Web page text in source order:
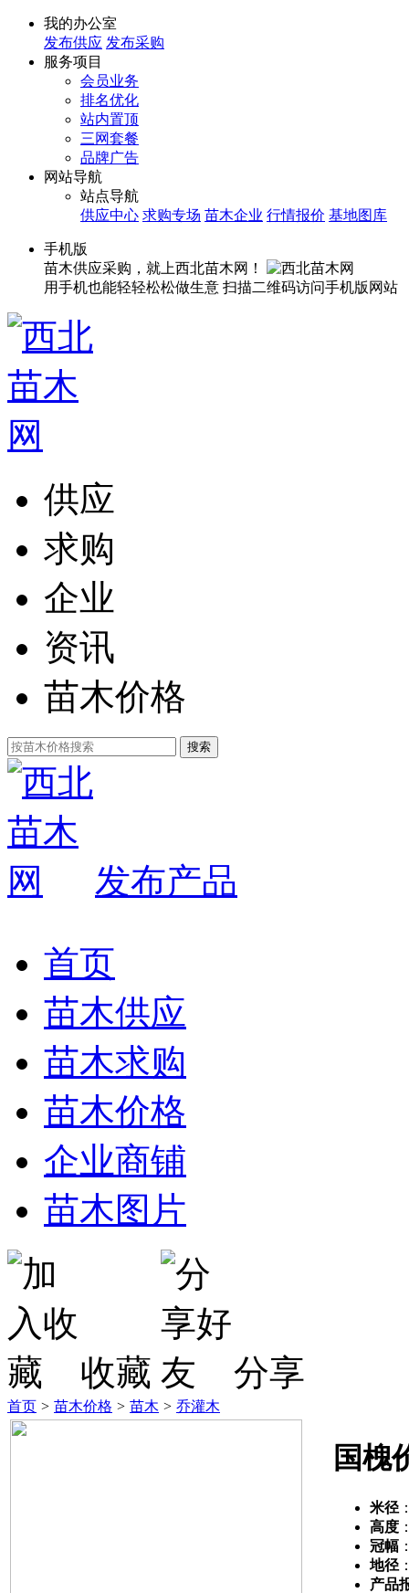
我的办公室
发布供应 发布采购
服务项目
会员业务
排名优化
站内置顶
三网套餐
品牌广告
网站导航
站点导航
供应中心 求购专场 苗木企业 行情报价 基地图库
手机版
苗木供应采购，就上西北苗木网！
用手机也能轻轻松松做生意 扫描二维码访问手机版网站
供应
求购
企业
资讯
苗木价格
发布产品
首页
苗木供应
苗木求购
苗木价格
企业商铺
苗木图片
收藏 分享
首页 > 苗木价格 > 苗木 > 乔灌木
国槐
米径
高度
冠幅
地径
产品